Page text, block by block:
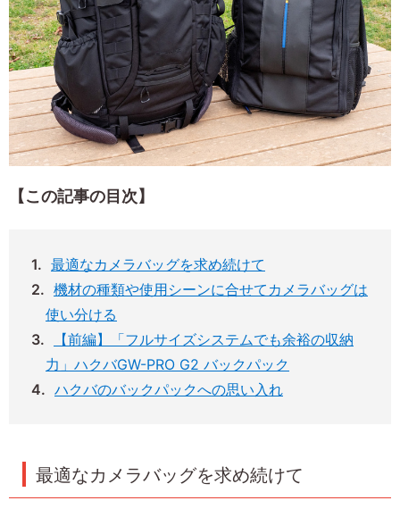
【この記事の目次】
最適なカメラバッグを求め続けて
機材の種類や使用シーンに合せてカメラバッグは
使い分ける
【前編】「フルサイズシステムでも余裕の収納
力」ハクバGW-PRO G2 バックパック
ハクバのバックパックへの思い入れ
最適なカメラバッグを求め続けて